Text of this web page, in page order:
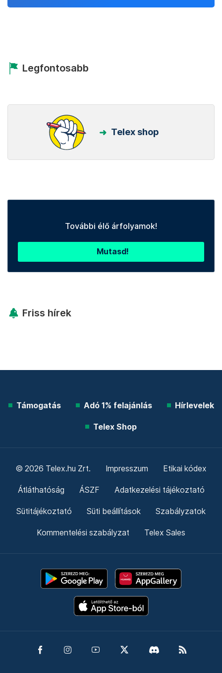
Legfontosabb
Telex shop
További élő árfolyamok!
Mutasd!
Friss hírek
Támogatás Adó 1% felajánlás Hírlevelek
Telex Shop
© 2026 Telex.hu Zrt. Impresszum Etikai kódex
Átláthatóság ÁSZF Adatkezelési tájékoztató
Sütitájékoztató Süti beállítások Szabályzatok
Kommentelési szabályzat Telex Sales